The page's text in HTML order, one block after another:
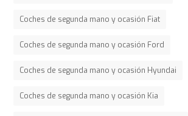
Coches de segunda mano y ocasión Fiat
Coches de segunda mano y ocasión Ford
Coches de segunda mano y ocasión Hyundai
Coches de segunda mano y ocasión Kia